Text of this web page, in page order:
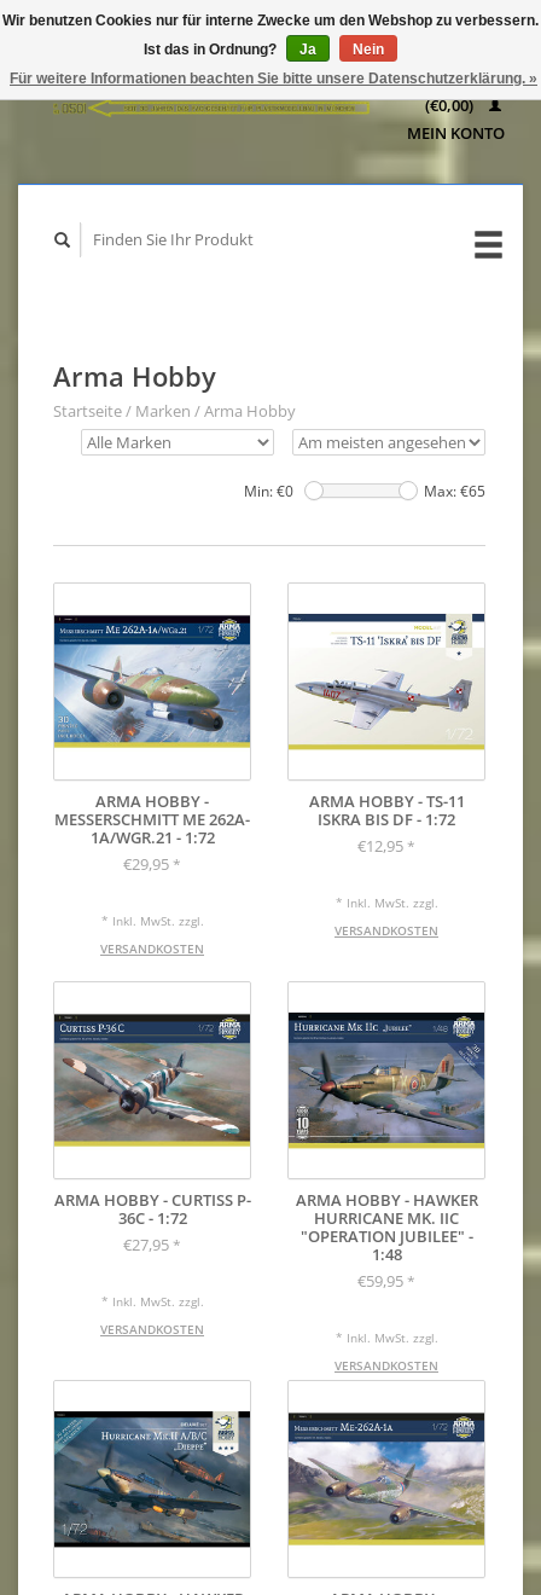
WARENKORB
(€0,00)
MEIN KONTO
Arma Hobby
Startseite/ Marken /Arma Hobby
Min: €0 Max: €65
ARMA HOBBY -
MESSERSCHMITT ME 262A-
1A/WGR.21 - 1:72
€29,95 *
* Inkl. MwSt. zzgl.
VERSANDKOSTEN
ARMA HOBBY - TS-11
ISKRA BIS DF - 1:72
€12,95 *
* Inkl. MwSt. zzgl.
VERSANDKOSTEN
ARMA HOBBY - CURTISS P-
36C - 1:72
€27,95 *
* Inkl. MwSt. zzgl.
VERSANDKOSTEN
ARMA HOBBY - HAWKER
HURRICANE MK. IIC
"OPERATION JUBILEE" -
1:48
€59,95 *
* Inkl. MwSt. zzgl.
VERSANDKOSTEN
Wir benutzen Cookies nur für interne Zwecke um den Webshop zu verbessern.
Ist das in Ordnung?
Ja
Nein
Für weitere Informationen beachten Sie bitte unsere Datenschutzerklärung. »